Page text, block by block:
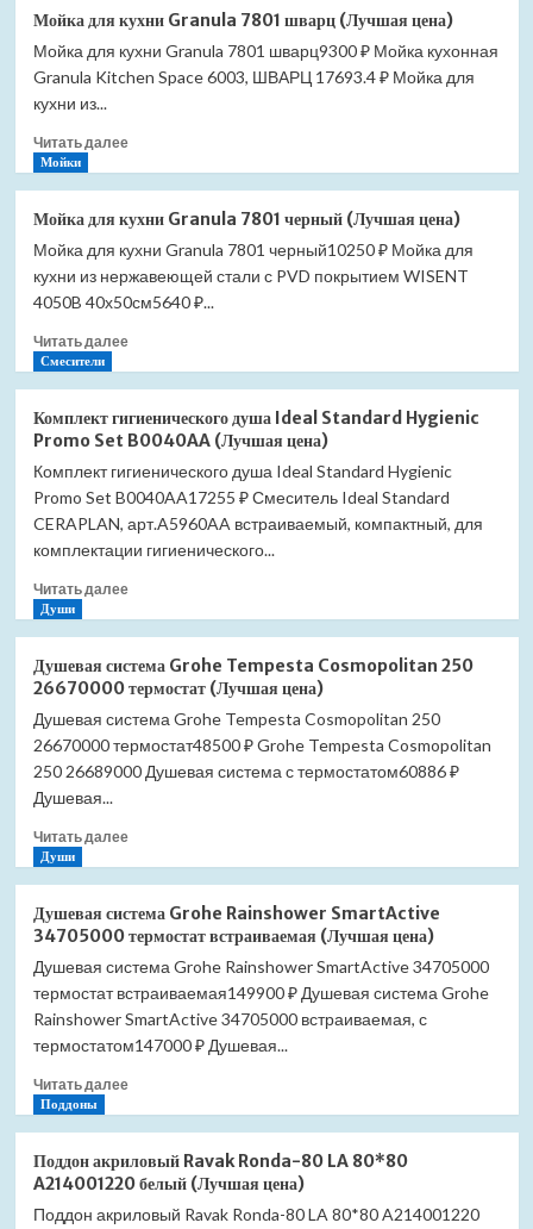
для
кухни
Granula
(Лучшая
Мойка для кухни Granula 7801 шварц (Лучшая цена)
Мойка для кухни Granula 7801 шварц9300 ₽ Мойка кухонная
Granula Kitchen Space 6003, ШВАРЦ 17693.4 ₽ Мойка для
кухни из...
Читать далееПрочитать
для
кухни
Granula
7801
(Лучшая
Мойки
Мойка для кухни Granula 7801 черный (Лучшая цена)
Мойка для кухни Granula 7801 черный10250 ₽ Мойка для
кухни из нержавеющей стали с PVD покрытием WISENT
4050B 40х50см5640 ₽...
Читать далееПрочитать
для
кухни
Granula
7801
черный
Смесители
Комплект гигиенического душа Ideal Standard Hygienic
Promo Set B0040AA (Лучшая цена)
Комплект гигиенического душа Ideal Standard Hygienic
Promo Set B0040AA17255 ₽ Смеситель Ideal Standard
CERAPLAN, арт.A5960AA встраиваемый, компактный, для
комплектации гигиенического...
Читать далееПрочитать
гигиенического
душа
Ideal
Standard
Hygienic
B0040AA
Души
Душевая система Grohe Tempesta Cosmopolitan 250
26670000 термостат (Лучшая цена)
Душевая система Grohe Tempesta Cosmopolitan 250
26670000 термостат48500 ₽ Grohe Tempesta Cosmopolitan
250 26689000 Душевая система с термостатом60886 ₽
Душевая...
Читать далееПрочитать
система
Grohe
Tempesta
Cosmopolitan
250
26670000
(Лучшая
Души
Душевая система Grohe Rainshower SmartActive
34705000 термостат встраиваемая (Лучшая цена)
Душевая система Grohe Rainshower SmartActive 34705000
термостат встраиваемая149900 ₽ Душевая система Grohe
Rainshower SmartActive 34705000 встраиваемая, с
термостатом147000 ₽ Душевая...
Читать далееПрочитать
система
Grohe
Rainshower
Поддоны
Поддон акриловый Ravak Ronda-80 LA 80*80
A214001220 белый (Лучшая цена)
Поддон акриловый Ravak Ronda-80 LA 80*80 A214001220